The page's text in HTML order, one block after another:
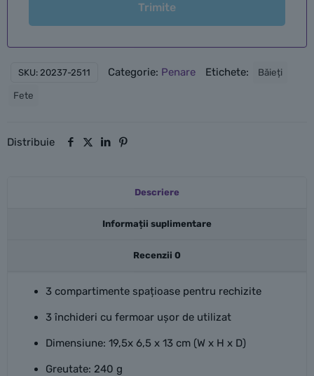
Trimite
SKU: 20237-2511 Categorie: Penare Etichete: Băieți
Fete
Distribuie
Descriere
Informații suplimentare
Recenzii 0
3 compartimente spațioase pentru rechizite
3 închideri cu fermoar ușor de utilizat
Dimensiune: 19,5x 6,5 x 13 cm (W x H x D)
Greutate: 240 g